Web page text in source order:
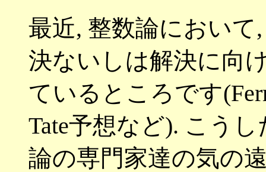
最近, 整数論において
決ないしは解決に向
ているところです
Tate予想など). こうし
論の専門家達の気の